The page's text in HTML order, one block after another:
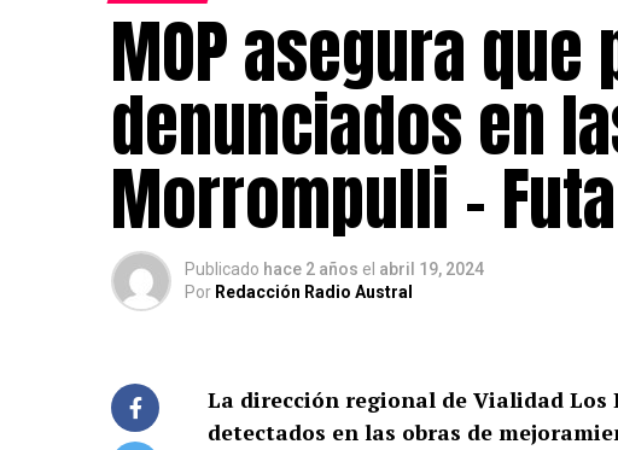
MOP asegura
denunciados en
Morrompulli –
Publicado hace 2 años el abril 19, 2024
Por Redacción Radio Austral
La dirección regional de Vialidad Los
detectados en las obras de